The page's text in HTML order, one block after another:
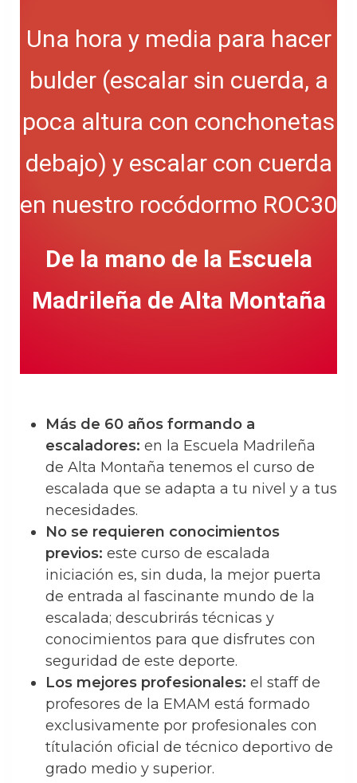
Una hora y media para hacer
bulder (escalar sin cuerda, a
poca altura con conchonetas
debajo) y escalar con cuerda
en nuestro rocódormo ROC30
De la mano de la Escuela
Madrileña de Alta Montaña
Más de 60 años formando a
escaladores: en la Escuela Madrileña
de Alta Montaña tenemos el curso de
escalada que se adapta a tu nivel y a tus
necesidades.
No se requieren conocimientos
previos: este curso de escalada
iniciación es, sin duda, la mejor puerta
de entrada al fascinante mundo de la
escalada; descubrirás técnicas y
conocimientos para que disfrutes con
seguridad de este deporte.
Los mejores profesionales: el staff de
profesores de la EMAM está formado
exclusivamente por profesionales con
títulación oficial de técnico deportivo de
grado medio y superior.